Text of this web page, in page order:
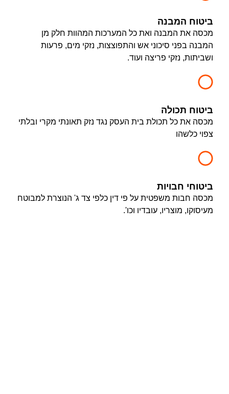
ביטוח המבנה
מכסה את המבנה ואת כל המערכות המהוות חלק מן
המבנה בפני סיכוני אש והתפוצצות, נזקי מים, פרעות
ושביתות, נזקי פריצה ועוד.
ביטוח תכולה
מכסה את כל תכולת בית העסק נגד נזק תאונתי מקרי ובלתי
צפוי כלשהו
ביטוחי חבויות
מכסה חבות משפטית על פי דין כלפי צד ג' הנוצרת למבוטח
מעיסוקו, מוצריו, עובדיו וכו'.